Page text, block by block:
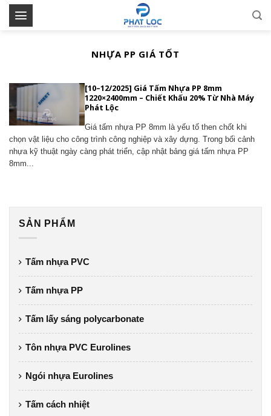
Skip
NHỰA PP GIÁ TỐT
SẢN PHẨM
Tấm nhựa PVC
Tấm nhựa PP
Tấm lấy sáng polycarbonate
Tôn nhựa PVC Eurolines
Ngói nhựa Eurolines
Tấm cách nhiệt
[10–12/2025] Giá Tấm Nhựa PP 8mm
1220×2400mm – Chiết Khấu 20% Từ Nhà Máy
Phát Lộc
Giá tấm nhựa PP 8mm là yếu tố then chốt khi
chọn vật liệu cho công trình công nghiệp và xây dựng. Trong bối cảnh
nhựa kỹ thuật ngày càng phát triển, cập nhật bảng giá tấm nhựa PP
8mm...